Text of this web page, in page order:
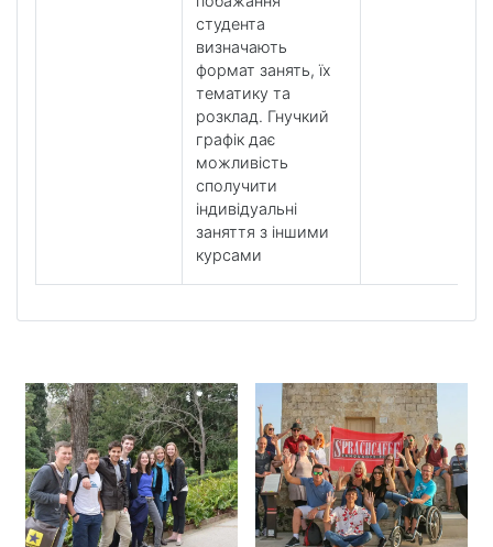
студента
визначають
формат занять, їх
тематику та
розклад. Гнучкий
графік дає
можливість
сполучити
індивідуальні
заняття з іншими
курсами